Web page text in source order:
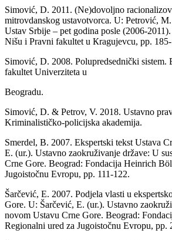
Simović, D. 2011. (Ne)dovoljno
mitrovdanskog ustavotvorca. U: Petrović,
Ustav Srbije – pet godina posle (2006-
Nišu i Pravni fakultet u Кragujevcu, pp.
Simović, D. 2008. Polupredsednički sistem.
fakultet Univerziteta u
Beogradu.
Simović, D. & Petrov, V. 2018. Ustavno
Kriminalističko-policijska akademija.
Smerdel, B. 2007. Ekspertski tekst Ustava
E. (ur.). Ustavno zaokruživanje države: U
Crne Gore. Beograd: Fondacija Heinrich
Jugoistočnu Evropu, pp. 111-122.
Šarčević, E. 2007. Podjela vlasti u
Gore. U: Šarčević, E. (ur.). Ustavno
novom Ustavu Crne Gore. Beograd:
Regionalni ured za Jugoistočnu Evropu, pp.